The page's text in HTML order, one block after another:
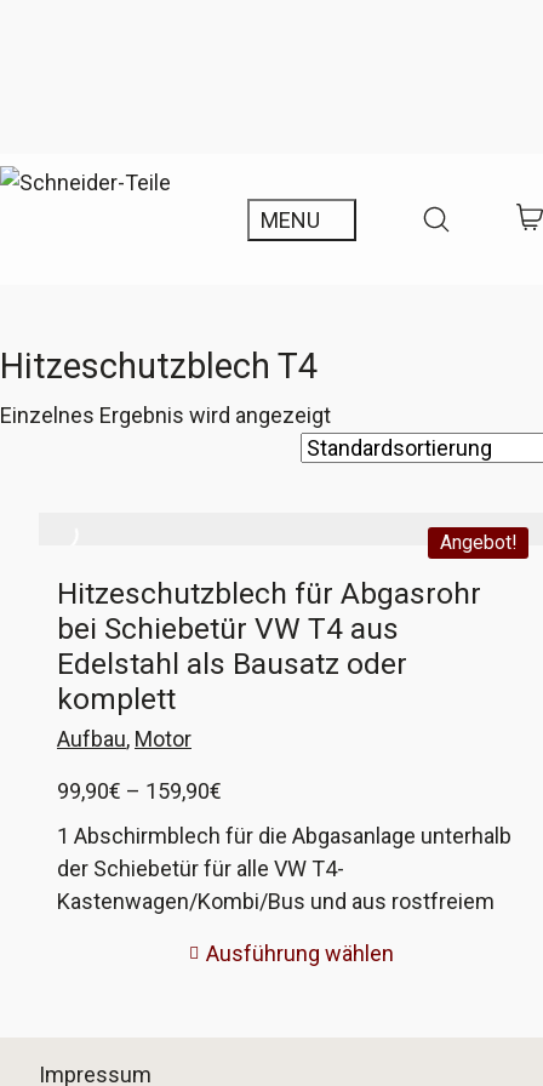
Hitzeschutzblech T4
Einzelnes Ergebnis wird angezeigt
Angebot!
Hitzeschutzblech für Abgasrohr
bei Schiebetür VW T4 aus
Edelstahl als Bausatz oder
komplett
Aufbau, Motor
99,90€ – 159,90€
99,90€
bis
159,90€
1 Abschirmblech für die Abgasanlage unterhalb
der Schiebetür für alle VW T4-
Kastenwagen/Kombi/Bus und aus rostfreiem
und löst sich in seine Bestandteile auf. Da das
Fahrgastraum deren Luftleitung vor großer Hitze
Ausführung wählen
Impressum